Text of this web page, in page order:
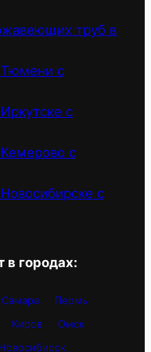
труб в
Тюмени с
с
с
с
в городах:
Самара
Пермь
Киров
Омск
Новосибирск